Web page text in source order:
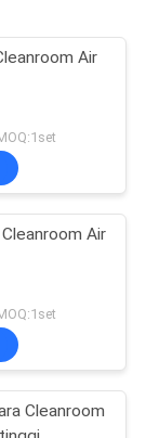
Air
Air
Cleanroom